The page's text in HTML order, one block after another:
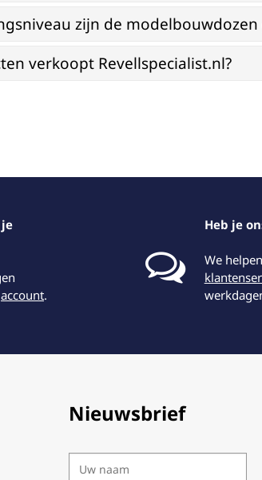
zijn de modelbouwdozen
verkoopt Revellspecialist.nl?
account.
Heb je
We
Nieuwsbrief